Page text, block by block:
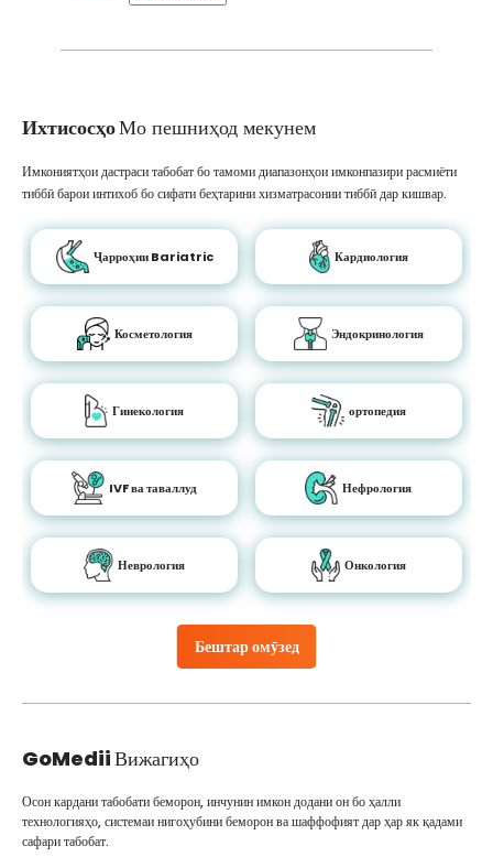
ИхтисосҳоМо пешниҳод мекунем
Бештар омӯзед
Имкониятҳои дастраси табобат бо тамоми диапазонҳои имконпазири расмиёти
тиббӣ барои интихоб бо сифати беҳтарини хизматрасонии тиббӣ дар кишвар.
Ҷарроҳии Bariatric Кардиология
Косметология Эндокринология
Гинекология ортопедия
IVF ва таваллуд Нефрология
Неврология Онкология
GoMediiВижагиҳо
Осон кардани табобати беморон, инчунин имкон додани он бо ҳалли
технологияҳо, системаи нигоҳубини беморон ва шаффофият дар ҳар як қадами
сафари табобат.